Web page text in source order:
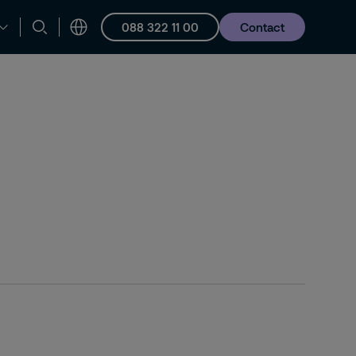
088 322 11 00 Contact
ondersteuning Vacatures